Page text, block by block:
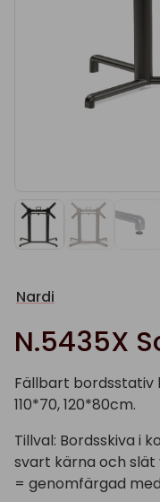
Nardi
N.5435X
Fällbart bordsstativ
110*70, 120*80cm.
Tillval: Bordsskiva i
svart kärna och slät
= genomfärgad